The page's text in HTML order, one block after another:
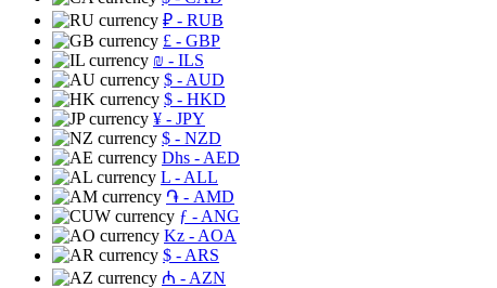
₽ - RUB
£ - GBP
₪ - ILS
$ - AUD
$ - HKD
¥ - JPY
$ - NZD
Dhs - AED
L - ALL
֏ - AMD
ƒ - ANG
Kz - AOA
$ - ARS
₼ - AZN